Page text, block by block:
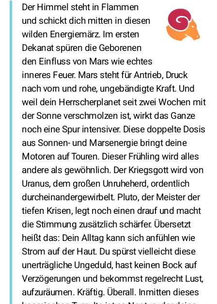
Der Himmel steht in Flammen
und schickt dich mitten in diesen
wilden Energiemärz. Im ersten
Dekanat spüren die Geborenen
den Einfluss von Mars wie echtes
inneres Feuer. Mars steht für Antrieb, Druck
nach vorn und rohe, ungebändigte Kraft. Und
weil dein Herrscherplanet seit zwei Wochen mit
der Sonne verschmolzen ist, wirkt das Ganze
noch eine Spur intensiver. Diese doppelte Dosis
aus Sonnen- und Marsenergie bringt deine
Motoren auf Touren. Dieser Frühling wird alles
andere als gewöhnlich. Der Kriegsgott wird von
Uranus, dem großen Unruheherd, ordentlich
durcheinandergewirbelt. Pluto, der Meister der
tiefen Krisen, legt noch einen drauf und macht
die Stimmung zusätzlich schärfer. Übersetzt
heißt das: Dein Alltag kann sich anfühlen wie
Strom auf der Haut. Du spürst vielleicht diese
unerträgliche Ungeduld, hast keinen Bock auf
Verzögerungen und bekommst regelrecht Lust,
aufzuräumen. Kräftig. Überall. Inmitten dieses